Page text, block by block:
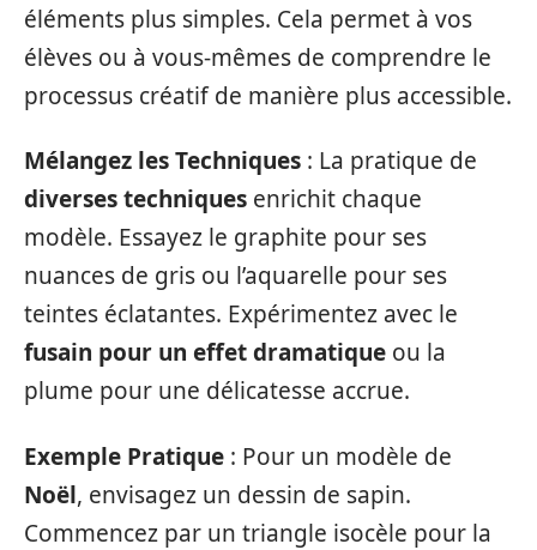
éléments plus simples. Cela permet à vos
élèves ou à vous-mêmes de comprendre le
processus créatif de manière plus accessible.
Mélangez les Techniques : La pratique de
diverses techniques enrichit chaque
modèle. Essayez le graphite pour ses
nuances de gris ou l’aquarelle pour ses
teintes éclatantes. Expérimentez avec le
fusain pour un effet dramatique ou la
plume pour une délicatesse accrue.
Exemple Pratique : Pour un modèle de
Noël, envisagez un dessin de sapin.
Commencez par un triangle isocèle pour la